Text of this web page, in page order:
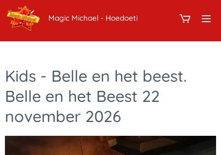
Magic Michael - Hoedoeti
Kids - Belle en het beest.
Belle en het Beest 22
november 2026